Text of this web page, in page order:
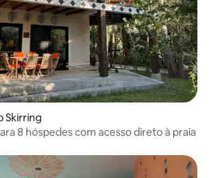
Skirring
8 hóspedes com acesso direto à praia